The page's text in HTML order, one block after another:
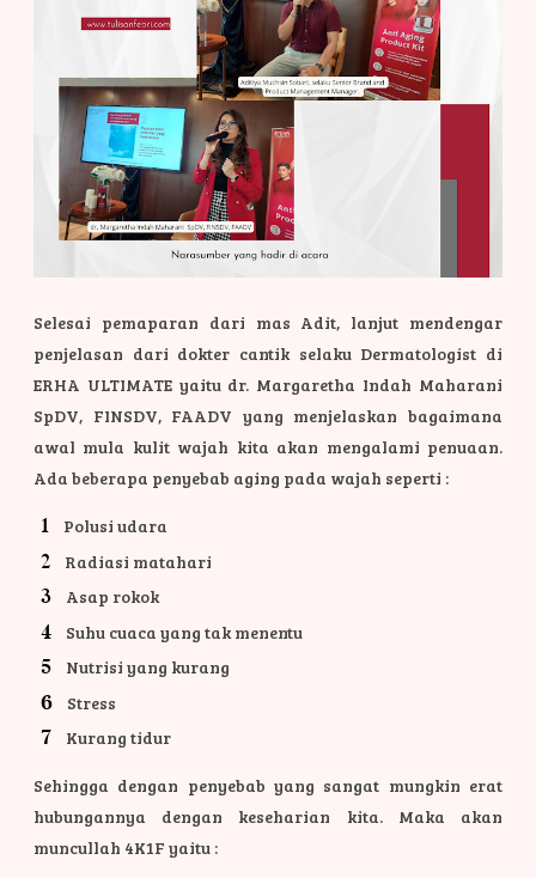
Selesai pemaparan dari mas Adit, lanjut mendengar
penjelasan dari dokter cantik selaku Dermatologist di
ERHA ULTIMATE yaitu dr. Margaretha Indah Maharani
SpDV, FINSDV, FAADV yang menjelaskan bagaimana
awal mula kulit wajah kita akan mengalami penuaan.
Ada beberapa penyebab aging pada wajah seperti :
Polusi udara
Radiasi matahari
Asap rokok
Suhu cuaca yang tak menentu
Nutrisi yang kurang
Stress
Kurang tidur
Sehingga dengan penyebab yang sangat mungkin erat
hubungannya dengan keseharian kita. Maka akan
muncullah 4K1F yaitu :